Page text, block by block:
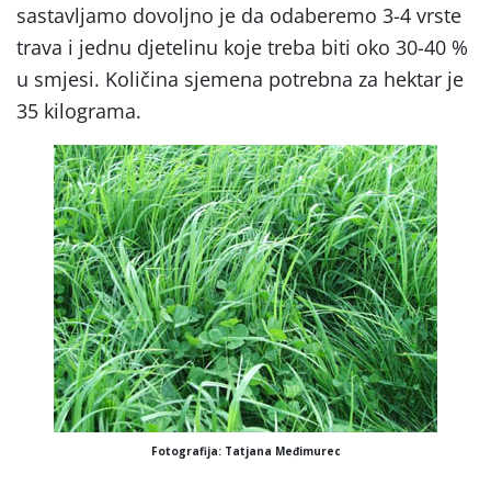
sastavljamo dovoljno je da odaberemo 3-4 vrste
trava i jednu djetelinu koje treba biti oko 30-40 %
u smjesi. Količina sjemena potrebna za hektar je
35 kilograma.
Fotografija: Tatjana Međimurec